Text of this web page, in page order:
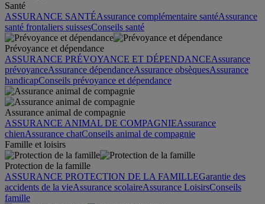
Santé
ASSURANCE SANTÉAssurance complémentaire santéAssurance
santé frontaliers suissesConseils santé
Prévoyance et dépendance
ASSURANCE PRÉVOYANCE ET DÉPENDANCEAssurance
prévoyanceAssurance dépendanceAssurance obsèquesAssurance
handicapConseils prévoyance et dépendance
Assurance animal de compagnie
ASSURANCE ANIMAL DE COMPAGNIEAssurance
chienAssurance chatConseils animal de compagnie
Famille et loisirs
Protection de la famille
ASSURANCE PROTECTION DE LA FAMILLEGarantie des
accidents de la vieAssurance scolaireAssurance LoisirsConseils
famille